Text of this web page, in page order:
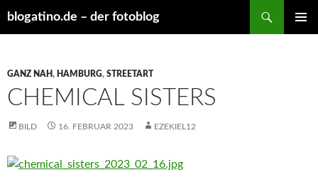
blogatino.de – der fotoblog
GANZ NAH, HAMBURG, STREETART
CHEMICAL SISTERS
BILD 16. FEBRUAR 2023 EZEKIEL12